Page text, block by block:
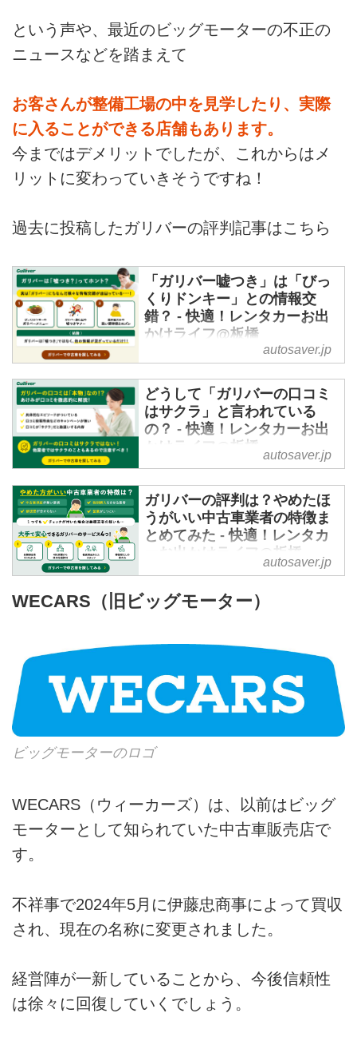
という声や、最近のビッグモーターの不正の
ニュースなどを踏まえて
お客さんが整備工場の中を見学したり、実際
に入ることができる店舗もあります。
今まではデメリットでしたが、これからはメ
リットに変わっていきそうですね！
過去に投稿したガリバーの評判記事はこちら
「ガリバー嘘つき」は「びっ
くりドンキー」との情報交
錯？ - 快適！レンタカーお出
かけライフ@板橋
中古車販売・クルマの買取で有名
な「ガリバー」ですが
評判を検索しようとすると
「ガリバーは嘘つき」
という記事が何件かヒットしまし
しかし、ガリバーは嘘をついた営
業や接客はしておらず
業界最大手なだけあるクリーンな
会社だと分かりました。
ただ、最大手なだけに
「ガリバーならここまでやってく
れるだろう」
という利用者の高い期待とガリバ
などとして悪い口コミが投稿され
てしまっています。
また、「ガリバー旅行記」の中の
「嘘」や
autosaver.jp
どうして「ガリバーの口コミ
はサクラ」と言われている
の？ - 快適！レンタカーお出
かけライフ@板橋
中古車の購入や、車の売却で「ガ
リバー」を検討中の方は多いので
はないでしょうか？
「中古車業界で最大手だけど、評
判が気になる」
「悪い口コミが目立つから行かな
「口コミがサクラって本当？」
最新の評判も合わせて調べてみる
ことにしました。
調べた結果「ガリバーは口コミに
サクラを使っていない」というこ
良い口コミは、ただガリバーを良
していますし、
「サ...
autosaver.jp
ガリバーの評判は？やめたほ
うがいい中古車業者の特徴ま
とめてみた - 快適！レンタカ
ーお出かけライフ@板橋
221616.com
中古車の購入を検討したり、愛車
の売却を検討する場合に、まず思
どの大手中古車業者かと思いま
「どこの中古車業者に相談しよ
う・・・」と迷っているときに、
さまざまな口コミや評判を目にす
る事でしょう。
口コミや評判って本当なの？
やめたほうがいい中古車業者って
どんな業者？
ネガティブな口コミや評判を目に
すると、「どの中...
autosaver.jp
WECARS（旧ビッグモーター）
ビッグモーターのロゴ
WECARS（ウィーカーズ）は、以前はビッグ
モーターとして知られていた中古車販売店で
す。
不祥事で2024年5月に伊藤忠商事によって買収
され、現在の名称に変更されました。
経営陣が一新していることから、今後信頼性
は徐々に回復していくでしょう。